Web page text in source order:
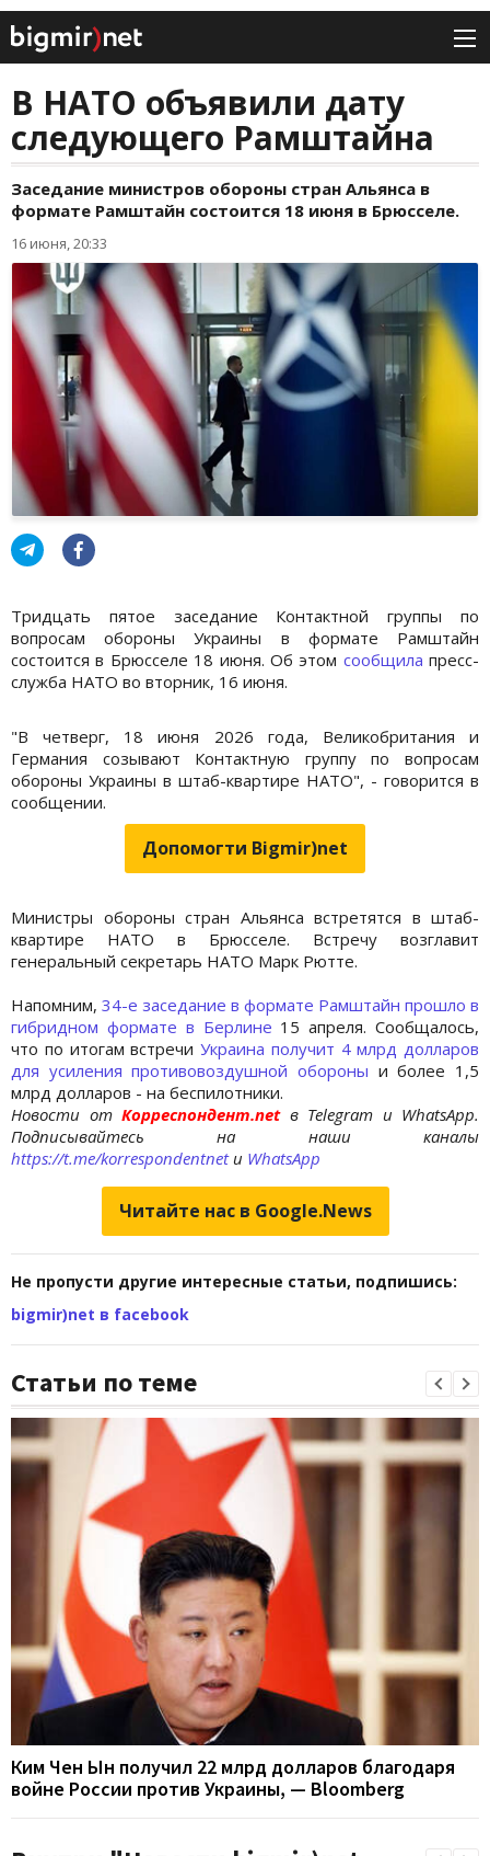
В НАТО объявили дату
следующего Рамштайна
Заседание министров обороны стран Альянса в
формате Рамштайн состоится 18 июня в Брюсселе.
16 июня, 20:33
Тридцать пятое заседание Контактной группы по
вопросам обороны Украины в формате Рамштайн
состоится в Брюсселе 18 июня. Об этом сообщила пресс-
служба НАТО во вторник, 16 июня.
"В четверг, 18 июня 2026 года, Великобритания и
Германия созывают Контактную группу по вопросам
обороны Украины в штаб-квартире НАТО", - говорится в
сообщении.
Допомогти Bigmir)net
Министры обороны стран Альянса встретятся в штаб-
квартире НАТО в Брюсселе. Встречу возглавит
генеральный секретарь НАТО Марк Рютте.
Напомним, 34-е заседание в формате Рамштайн прошло в
гибридном формате в Берлине 15 апреля. Сообщалось,
что по итогам встречи Украина получит 4 млрд долларов
для усиления противовоздушной обороны и более 1,5
млрд долларов - на беспилотники.
Новости отКорреспондент.net в Telegram и WhatsApp.
Подписывайтесь на наши каналы
https://t.me/korrespondentnetи WhatsApp
Читайте нас в Google.News
Не пропусти другие интересные статьи, подпишись:
bigmir)net в facebook
Статьи по теме
Ким Чен Ын получил 22 млрд долларов благодаря
войне России против Украины, — Bloomberg